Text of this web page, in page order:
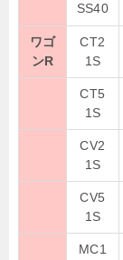
SS40
ワゴ
ンR
CT2
1S
CT5
1S
CV2
1S
CV5
1S
MC1